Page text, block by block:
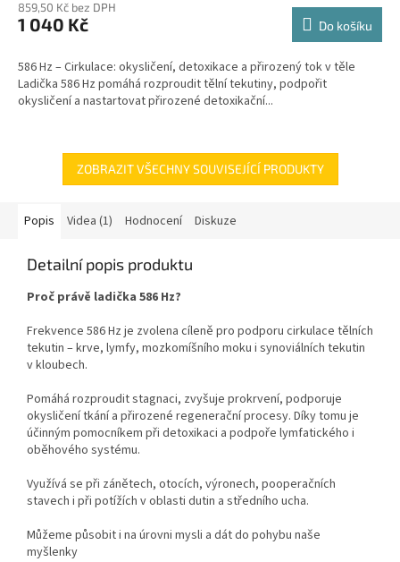
produktu
je
z
5
hvězdiček.
859,50 Kč bez DPH
1 040 Kč Do košíku
586 Hz – Cirkulace: okysličení, detoxikace a přirozený tok v těle
Ladička 586 Hz pomáhá rozproudit tělní tekutiny, podpořit
okysličení a nastartovat přirozené detoxikační...
ZOBRAZIT VŠECHNY SOUVISEJÍCÍ PRODUKTY
Popis Videa (1) Hodnocení Diskuze
Detailní popis produktu
Proč právě ladička 586 Hz?
Frekvence 586 Hz je zvolena cíleně pro podporu cirkulace tělních
tekutin – krve, lymfy, mozkomíšního moku i synoviálních tekutin
v kloubech.
Pomáhá rozproudit stagnaci, zvyšuje prokrvení, podporuje
okysličení tkání a přirozené regenerační procesy. Díky tomu je
účinným pomocníkem při detoxikaci a podpoře lymfatického i
oběhového systému.
Využívá se při zánětech, otocích, výronech, pooperačních
stavech i při potížích v oblasti dutin a středního ucha.
Můžeme působit i na úrovni mysli a dát do pohybu naše
myšlenky